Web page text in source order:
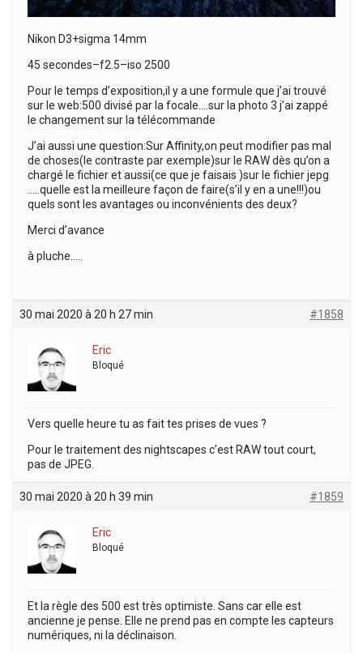
Nikon D3+sigma 14mm
45 secondes–f2.5–iso 2500
Pour le temps d’exposition,il y a une formule que j’ai trouvé
sur le web:500 divisé par la focale….sur la photo 3 j’ai zappé
le changement sur la télécommande
J’ai aussi une question:Sur Affinity,on peut modifier pas mal
de choses(le contraste par exemple)sur le RAW dès qu’on a
chargé le fichier et aussi(ce que je faisais )sur le fichier jepg
…..quelle est la meilleure façon de faire(s’il y en a une!!!)ou
quels sont les avantages ou inconvénients des deux?
Merci d’avance
à pluche…..
30 mai 2020 à 20 h 27 min #1858
Eric
Bloqué
Vers quelle heure tu as fait tes prises de vues ?
Pour le traitement des nightscapes c’est RAW tout court,
pas de JPEG.
30 mai 2020 à 20 h 39 min #1859
Eric
Bloqué
Et la règle des 500 est très optimiste. Sans car elle est
ancienne je pense. Elle ne prend pas en compte les capteurs
numériques, ni la déclinaison.